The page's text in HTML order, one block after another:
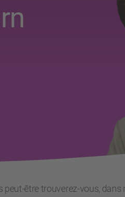
peut-être trouverez-vous,